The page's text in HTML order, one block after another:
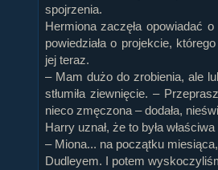
spojrzenia.
Hermiona zaczęła opowiadać
powiedziała o projekcie,
jej teraz.
– Mam dużo do zrobienia, ale
stłumiła ziewnięcie. –
nieco zmęczona – dodała,
Harry uznał, że to była
– Miona... na początku
Dudleyem. I potem